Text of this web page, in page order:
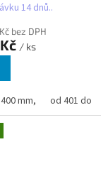
501 do 600 mm, od
14 dnů..
bez DPH
/ ks
mm, od 401 do